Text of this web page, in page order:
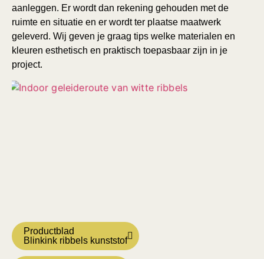
aanleggen. Er wordt dan rekening gehouden met de
ruimte en situatie en er wordt ter plaatse maatwerk
geleverd. Wij geven je graag tips welke materialen en
kleuren esthetisch en praktisch toepasbaar zijn in je
project.
Productblad
Blinkink ribbels kunststof